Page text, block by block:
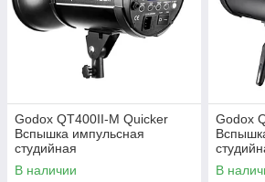
Godox QT400II-M Quicker
Вспышка импульсная
студийная
В наличии
Godox
В